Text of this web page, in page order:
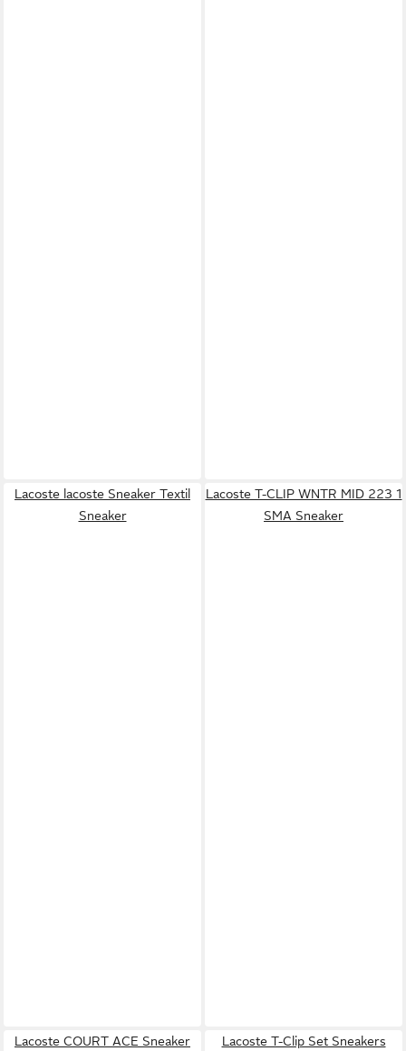
Lacoste lacoste Sneaker Textil
Sneaker
Lacoste T-CLIP WNTR MID 223 1
SMA Sneaker
Lacoste COURT ACE Sneaker
Lacoste T-Clip Set Sneakers